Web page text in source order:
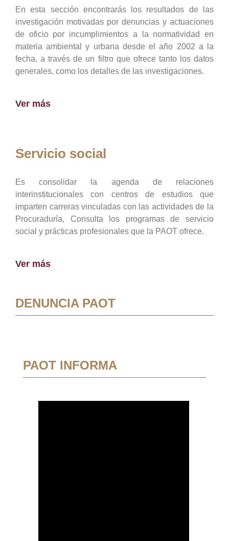
En esta sección encontrarás los resultados de las
investigación motivadas por denuncias y actuaciones
de oficio por incumplimientos a la normatividad en
materia ambiental y urbana desde el año 2002 a la
fecha, a través de un filtro que ofrece tanto los datos
generales, como los detalles de las investigaciones.
Ver más
Servicio social
Es consolidar la agenda de relaciones
interinstitucionales con centros de estudios que
imparten carreras vinculadas con las actividades de la
Procuraduría, Consulta los programas de servicio
social y prácticas profesionales que la PAOT ofrece.
Ver más
DENUNCIA PAOT
PAOT INFORMA